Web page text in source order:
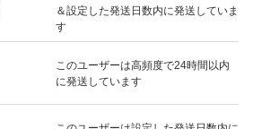
＆設定した発送日数内に発送していま
す
このユーザーは高頻度で24時間以内
に発送しています
いいね！
7,600